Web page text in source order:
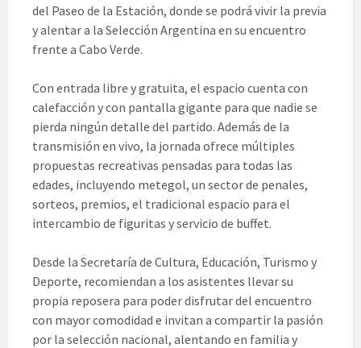
del Paseo de la Estación, donde se podrá vivir la previa
y alentar a la Selección Argentina en su encuentro
frente a Cabo Verde.
Con entrada libre y gratuita, el espacio cuenta con
calefacción y con pantalla gigante para que nadie se
pierda ningún detalle del partido. Además de la
transmisión en vivo, la jornada ofrece múltiples
propuestas recreativas pensadas para todas las
edades, incluyendo metegol, un sector de penales,
sorteos, premios, el tradicional espacio para el
intercambio de figuritas y servicio de buffet.
Desde la Secretaría de Cultura, Educación, Turismo y
Deporte, recomiendan a los asistentes llevar su
propia reposera para poder disfrutar del encuentro
con mayor comodidad e invitan a compartir la pasión
por la selección nacional, alentando en familia y